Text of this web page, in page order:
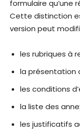
formulaire qu’une
Cette distinction
version peut
les rubriques à
la présentation
les conditions
la liste des
les justificatifs